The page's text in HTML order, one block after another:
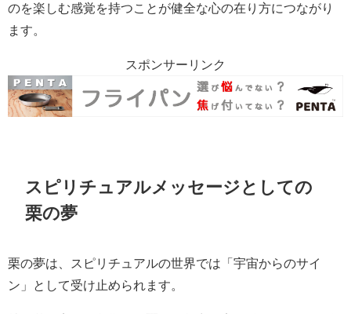
のを楽しむ感覚を持つことが健全な心の在り方につながり
ます。
スポンサーリンク
スピリチュアルメッセージとしての
栗の夢
栗の夢は、スピリチュアルの世界では「宇宙からのサイ
ン」として受け止められます。